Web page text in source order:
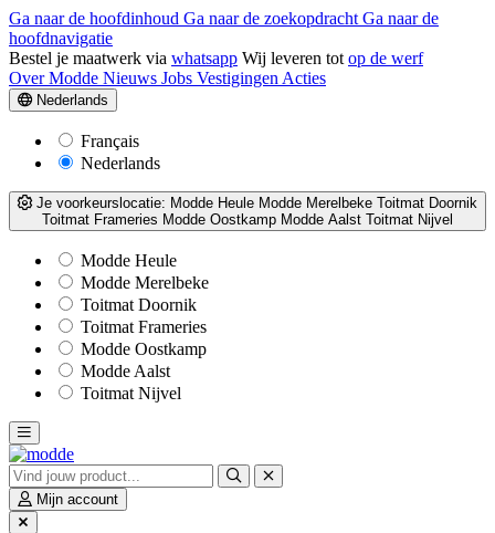
Ga naar de hoofdinhoud Ga naar de zoekopdracht Ga naar de
hoofdnavigatie
Bestel je maatwerk via whatsapp Wij leveren tot op de werf
Over Modde Nieuws Jobs Vestigingen Acties
Nederlands
Français
Nederlands
Je voorkeurslocatie: Modde Heule Modde Merelbeke Toitmat Doornik
Toitmat Frameries Modde Oostkamp Modde Aalst Toitmat Nijvel
Modde Heule
Modde Merelbeke
Toitmat Doornik
Toitmat Frameries
Modde Oostkamp
Modde Aalst
Toitmat Nijvel
Mijn account